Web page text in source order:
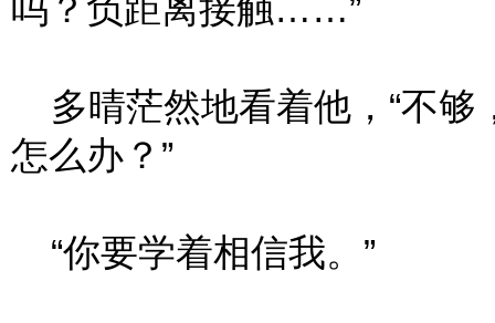
吗？负距离接触……”
多晴茫然地看着他，“不够
怎么办？”
“你要学着相信我。”